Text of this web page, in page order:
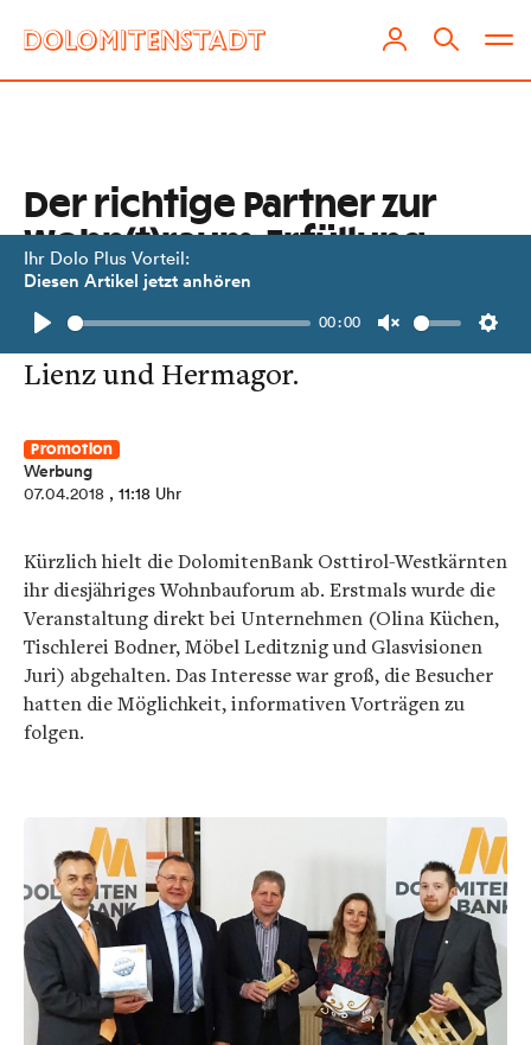
Ihr Dolo Plus Vorteil:
Diesen Artikel jetzt anhören
Play
00:00
Unmute
Der richtige Partner zur
Wohn(t)raum-Erfüllung
Großer Publikumsandrang beim
DolomitenBank Wohnbauforum in
Lienz und Hermagor.
Promotion
Werbung
07.04.2018 , 11:18 Uhr
Kürzlich hielt die DolomitenBank Osttirol-Westkärnten
ihr diesjähriges Wohnbauforum ab. Erstmals wurde die
Veranstaltung direkt bei Unternehmen (Olina Küchen,
Tischlerei Bodner, Möbel Leditznig und Glasvisionen
Juri) abgehalten. Das Interesse war groß, die Besucher
hatten die Möglichkeit, informativen Vorträgen zu
folgen.